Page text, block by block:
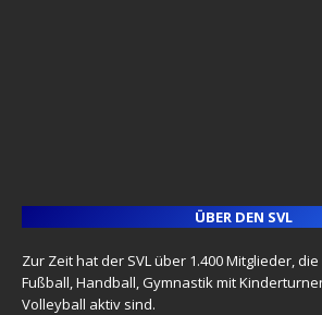
ÜBER DEN SVL
Zur Zeit hat der SVL über 1.400 Mitglieder,
Fußball, Handball, Gymnastik mit
Volleyball aktiv sind.